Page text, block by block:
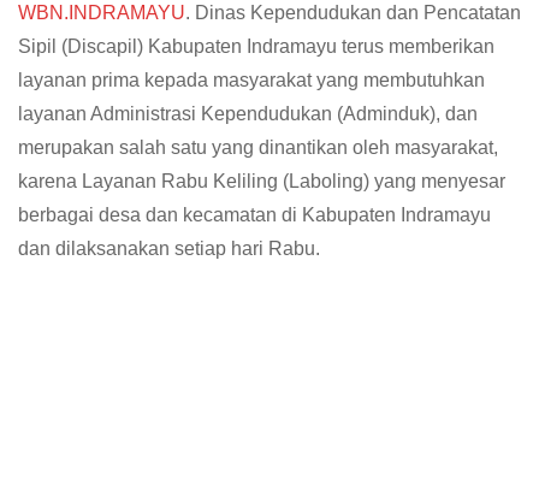
WBN.INDRAMAYU. Dinas Kependudukan dan Pencatatan
Sipil (Discapil) Kabupaten Indramayu terus memberikan
layanan prima kepada masyarakat yang membutuhkan
layanan Administrasi Kependudukan (Adminduk), dan
merupakan salah satu yang dinantikan oleh masyarakat,
karena Layanan Rabu Keliling (Laboling) yang menyesar
berbagai desa dan kecamatan di Kabupaten Indramayu
dan dilaksanakan setiap hari Rabu.